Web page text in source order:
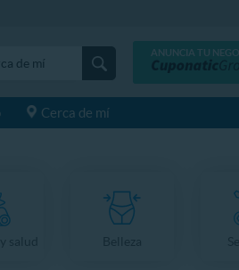
ANUNCIA TU
el
Cerca de mí